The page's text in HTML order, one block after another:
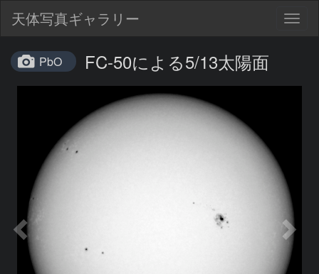
天体写真ギャラリー
PbO FC-50による5/13太陽面